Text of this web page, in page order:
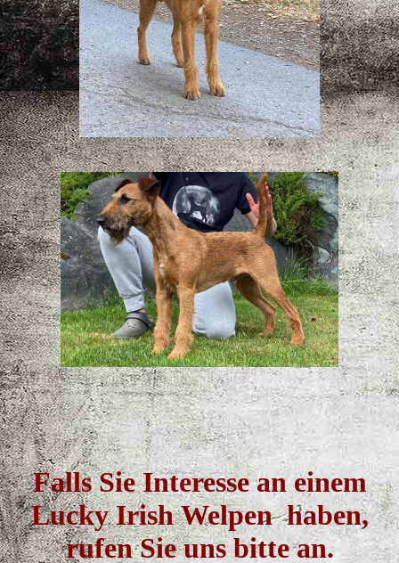
Falls Sie Interesse an einem
Lucky Irish Welpen haben,
rufen Sie uns bitte an.